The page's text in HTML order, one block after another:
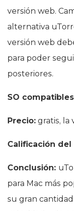
versión web.
alternativa
versión web
para poder
posteriores.
SO
Precio: gratis, la
Calificación del
Conclusión:
para Mac más
su gran